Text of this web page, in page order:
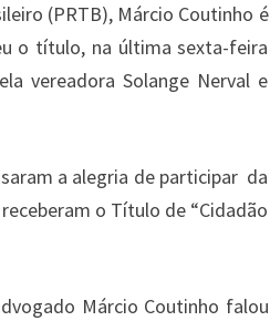
(PRTB), Márcio Coutinho é
o título, na última sexta-feira
vereadora Solange Nerval e
a alegria de participar da
o Título de “Cidadão
Márcio Coutinho falou